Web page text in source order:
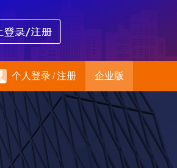
个人登录/注册 企业版